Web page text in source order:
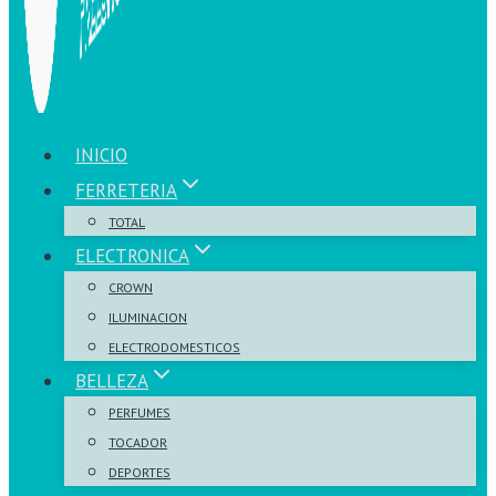
INICIO
FERRETERIA
TOTAL
ELECTRONICA
CROWN
ILUMINACION
ELECTRODOMESTICOS
BELLEZA
PERFUMES
TOCADOR
DEPORTES